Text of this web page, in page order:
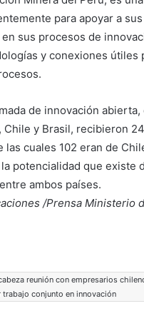
para apoyar a sus
sus procesos de
y conexiones útiles
de innovación abierta,
Chile y Brasil, recibieron
las cuales 102 eran de
potencialidad que existe
ambos países.
/Prensa Ministerio
reunión con empresarios
trabajo conjunto en innovación